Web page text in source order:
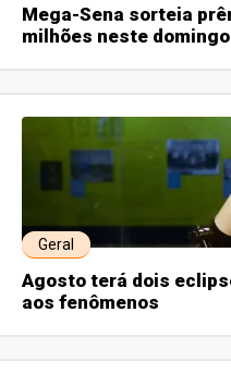
Mega-Sena sorteia
milhões neste domingo
Geral
Agosto terá dois
aos fenômenos